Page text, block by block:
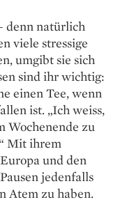
denn natürlich
viele stressige
umgibt sie sich
sind ihr wichtig:
einen Tee, wenn
ist. „Ich weiss,
Wochenende zu
Mit ihrem
und den
jedenfalls
Atem zu haben.